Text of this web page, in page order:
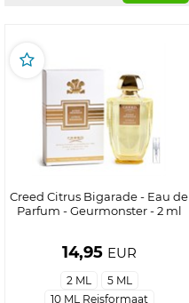
Creed Citrus Bigarade - Eau de
Parfum - Geurmonster - 2 ml
14,95 EUR
2 ML
5 ML
10 ML Reisformaat